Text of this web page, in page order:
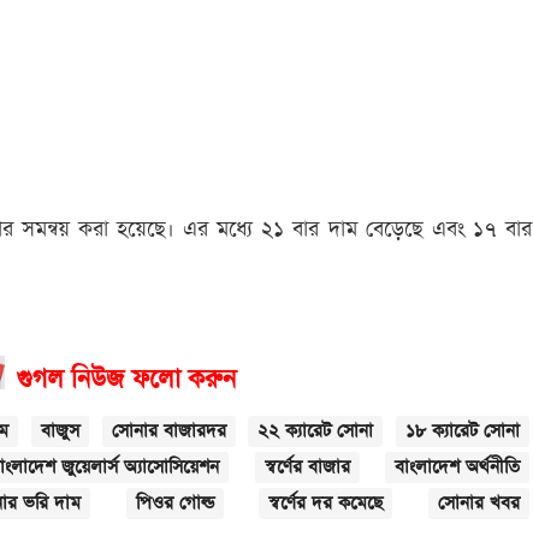
সমন্বয় করা হয়েছে। এর মধ্যে ২১ বার দাম বেড়েছে এবং ১৭ বার
গুগল নিউজ ফলো করুন
বাজুস সোনার বাজারদর ২২ ক্যারেট সোনা
১৮ ক্যারেট সোনা
জুয়েলার্স অ্যাসোসিয়েশন স্বর্ণের বাজার
বাংলাদেশ অর্থনীতি
ভরি দাম পিওর গোল্ড স্বর্ণের দর কমেছে
সোনার খবর